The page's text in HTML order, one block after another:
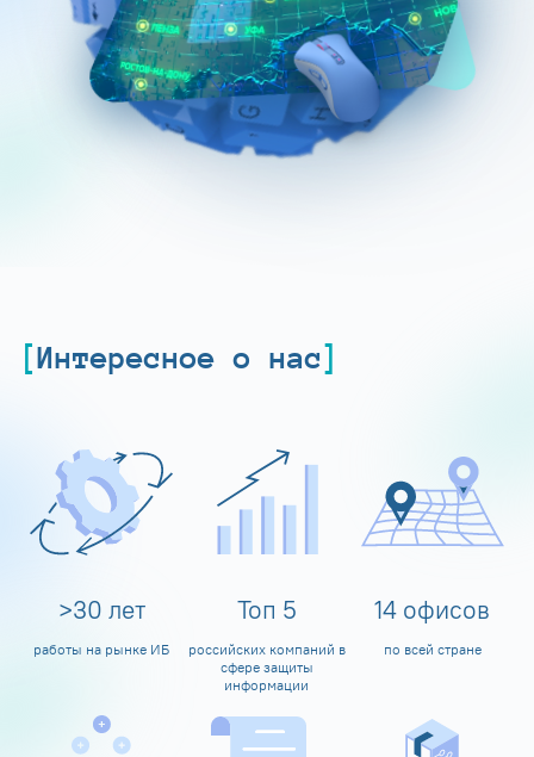
Интересное о нас
>30 лет
работы на рынке ИБ
Топ 5
российских компаний в
сфере защиты
информации
14 офисов
по всей стране